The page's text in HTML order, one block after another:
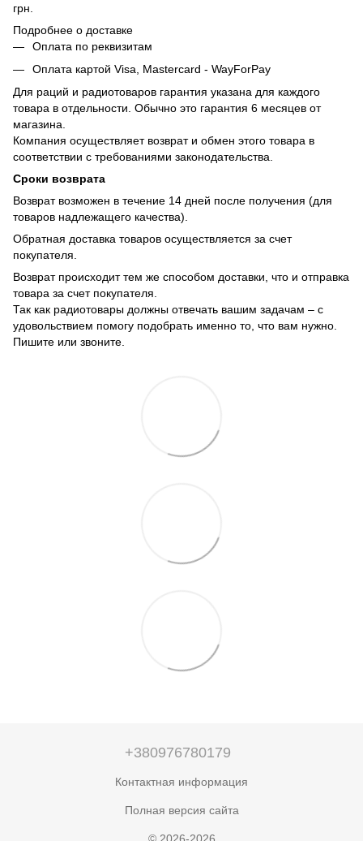
грн.
Подробнее о доставке
Оплата по реквизитам
Оплата картой Visa, Mastercard - WayForPay
Для раций и радиотоваров гарантия указана для каждого
товара в отдельности. Обычно это гарантия 6 месяцев от
магазина.
Компания осуществляет возврат и обмен этого товара в
соответствии с требованиями законодательства.
Сроки возврата
Возврат возможен в течение 14 дней после получения (для
товаров надлежащего качества).
Обратная доставка товаров осуществляется за счет
покупателя.
Возврат происходит тем же способом доставки, что и отправка
товара за счет покупателя.
Так как радиотовары должны отвечать вашим задачам – с
удовольствием помогу подобрать именно то, что вам нужно.
Пишите или звоните.
+380976780179
Контактная информация
Полная версия сайта